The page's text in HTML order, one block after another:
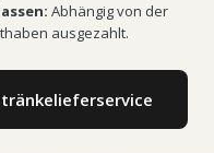
Abhängig von der
ausgezahlt.